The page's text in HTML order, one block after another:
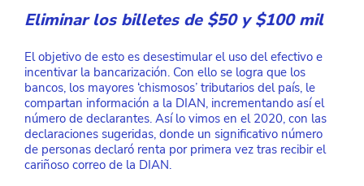
Eliminar los billetes de $50 y $100 mil
El objetivo de esto es desestimular el uso del efectivo e
incentivar la bancarización. Con ello se logra que los
bancos, los mayores ‘chismosos’ tributarios del país, le
compartan información a la DIAN, incrementando así el
número de declarantes. Así lo vimos en el 2020, con las
declaraciones sugeridas, donde un significativo número
de personas declaró renta por primera vez tras recibir el
cariñoso correo de la DIAN.